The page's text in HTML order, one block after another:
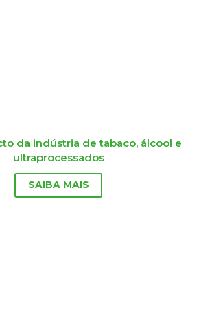
da indústria de tabaco, álcool e
ultraprocessados
SAIBA MAIS